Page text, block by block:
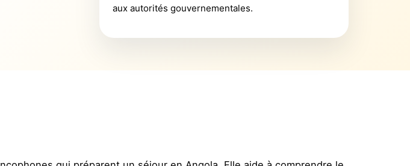
aux autorités gouvernementales.